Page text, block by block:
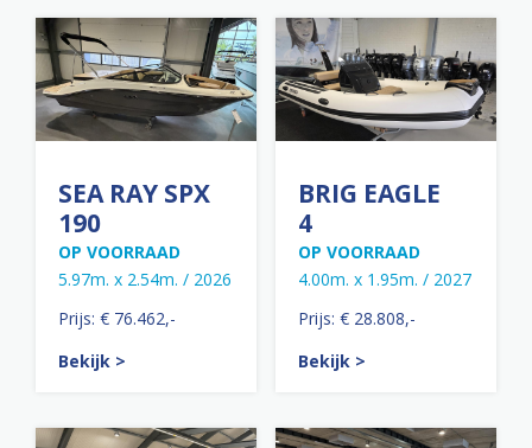
SEA RAY SPX
190
OP VOORRAAD
5.97m. x 2.54m. / 2026
Prijs: € 76.462,-
Bekijk >
BRIG EAGLE
4
OP VOORRAAD
4.00m. x 1.95m. / 2027
Prijs: € 28.808,-
Bekijk >